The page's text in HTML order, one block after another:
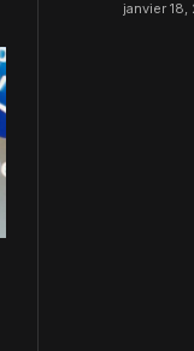
janvier 18,